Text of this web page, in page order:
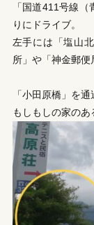
「国道411号線
りにドライブ。
左手には「塩山
所」や「神金郵便
「小田原橋」を通
もしもしの家のあ